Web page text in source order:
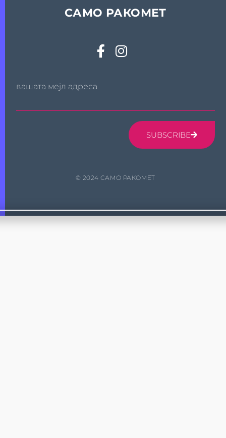
САМО РАКОМЕТ
вашата мејл адреса
SUBSCRIBE
© 2024 САМО РАКОМЕТ